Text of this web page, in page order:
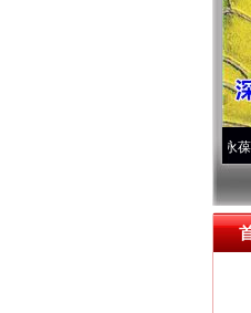
永葆“两个先